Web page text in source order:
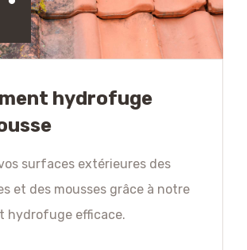
hydrofuge
surfaces extérieures des
et des mousses grâce à notre
hydrofuge efficace.